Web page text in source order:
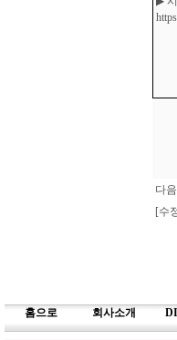
다
[수
홈으로 회사소개